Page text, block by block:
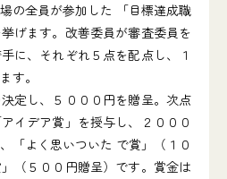
の全員が参加した 「目標達成職
げます。改善委員が審査委員を
に、それぞれ５点を配点し、１
す。
定し、５０００円を贈呈。次点
イデア賞」を授与し、２０００
「よく思いついた で賞」（１０
（５００円贈呈）です。賞金は